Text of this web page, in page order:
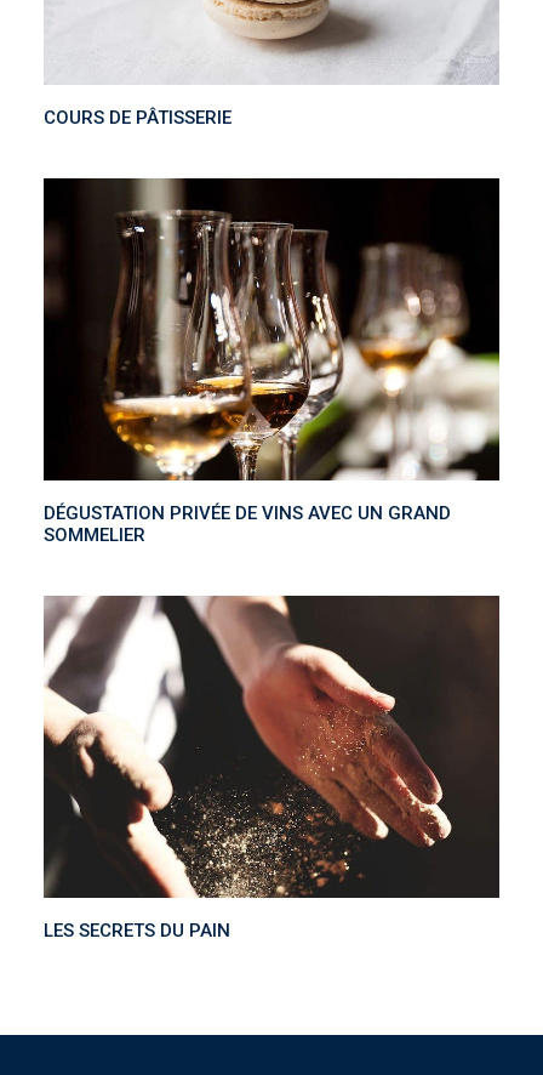
COURS DE PÂTISSERIE
DÉGUSTATION PRIVÉE DE VINS AVEC UN GRAND
SOMMELIER
LES SECRETS DU PAIN